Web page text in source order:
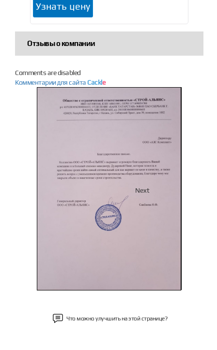
Узнать цену
Отзывы о компании
Comments are disabled
Комментарии для сайта Cackle
Next
Что можно улучшить на этой странице?